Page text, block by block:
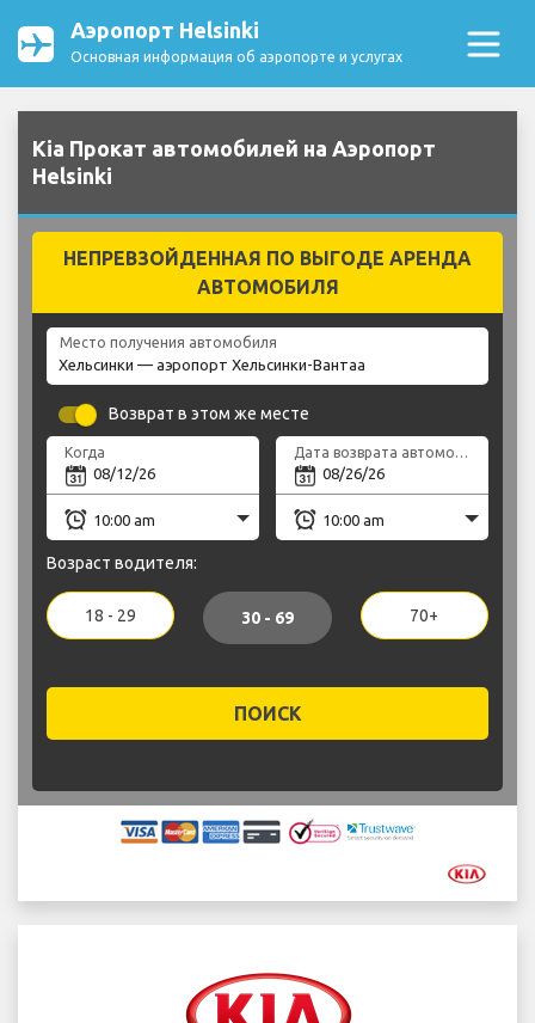
Аэропорт Helsinki
Основная информация об аэропорте и услугах
Kia Прокат автомобилей на Аэропорт
Helsinki
НЕПРЕВЗОЙДЕННАЯ ПО ВЫГОДЕ АРЕНДА
АВТОМОБИЛЯ
Место получения автомобиля
Возврат в этом же месте
Когда Дата возврата автомобиля
Возраст водителя:
18 - 29 30 - 69 70+
ПОИСК